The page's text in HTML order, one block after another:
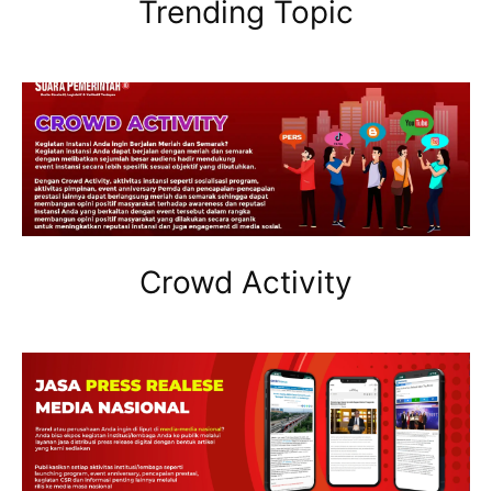
Trending Topic
Crowd Activity